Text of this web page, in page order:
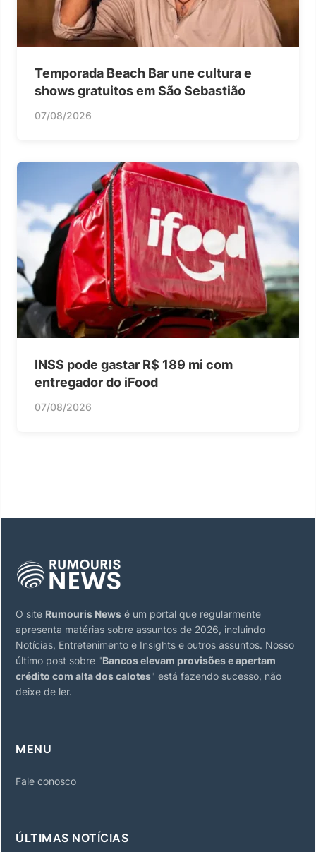
Temporada Beach Bar une cultura e
shows gratuitos em São Sebastião
07/08/2026
INSS pode gastar R$ 189 mi com
entregador do iFood
07/08/2026
O site Rumouris News é um portal que regularmente
apresenta matérias sobre assuntos de 2026, incluindo
Notícias, Entretenimento e Insights e outros assuntos. Nosso
último post sobre "Bancos elevam provisões e apertam
crédito com alta dos calotes" está fazendo sucesso, não
deixe de ler.
MENU
Fale conosco
ÚLTIMAS NOTÍCIAS